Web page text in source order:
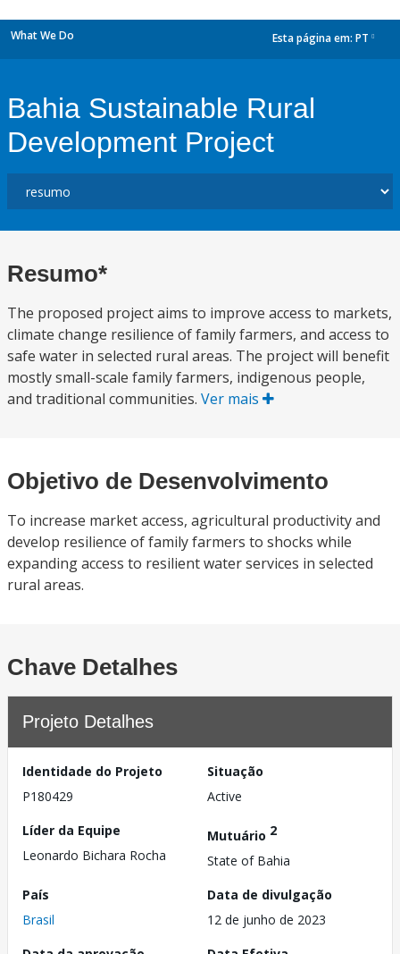
What We Do Esta página em: PT
Bahia Sustainable Rural
Development Project
Resumo*
The proposed project aims to improve access to markets,
climate change resilience of family farmers, and access to
safe water in selected rural areas. The project will benefit
mostly small-scale family farmers, indigenous people,
and traditional communities. Ver mais
Objetivo de Desenvolvimento
To increase market access, agricultural productivity and
develop resilience of family farmers to shocks while
expanding access to resilient water services in selected
rural areas.
Chave Detalhes
Projeto Detalhes
Identidade do Projeto
P180429
Situação
Active
Líder da Equipe
Leonardo Bichara Rocha
Mutuário 2
State of Bahia
País
Brasil
Data de divulgação
12 de junho de 2023